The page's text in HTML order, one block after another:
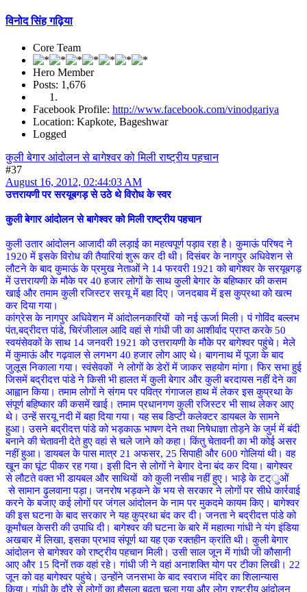
विनोद सिंह गढ़िया
Core Team
Hero Member
Posts: 1,676
Facebook Profile: http://www.facebook.com/vinodgariya
Location: Kapkote, Bageshwar
Logged
कुली बेगार आंदोलन से बागेश्वर को मिली राष्ट्रीय पहचान
#37
August 16, 2012, 02:44:03 AM
उत्तरायणी पर सरयूबगड़ से उठे थे विरोध के स्वर
कुली बेगार आंदोलन से बागेश्वर को मिली राष्ट्रीय पहचान
कुली उतार आंदोलन आजादी की लड़ाई का महत्वपूर्ण पड़ाव रहा है। कुमाऊं परिषद ने
1920 में इसके विरोध की तैयारियां शुरू कर दी थी। दिसंबर के नागपुर अधिवेशन से
लौटने के बाद कुमाऊं के प्रमुख नेताओं ने 14 फरवरी 1921 को बागेश्वर के सरयूबगड़
में उत्तरायणी के मौके पर 40 हजार लोगों के साथ कुली बेगार के बहिष्कार की कसम
खाई और तमाम कुली रजिस्टर सरयू में बहा दिए। जनदबाव में इस कुप्रथा को खत्म
कर दिया गया।
कांग्रेस के नागपुर अधिवेशन में आंदोलनकारियों को नई ऊर्जा मिली। पं गोविंद बल्लभ
पंत,बद्रीदत्त पांडे, चिरंजीलाल आदि वहां से गांधी जी का आशीर्वाद प्राप्त करके 50
स्वयंसेवकों के साथ 14 जनवरी 1921 को उत्तरायणी के मौके पर बागेश्वर पहुंचे। मेले
में कुमाऊं और गढ़वाल से लगभग 40 हजार लोग आए थे। बागनाथ में पूजा के बाद
जुलूस निकाला गया। स्वंसेवकों ने लोगों के डेरों में जाकर सहयोग मांगा। फिर सभा हुई
जिसमें बद्रीदत्त पांडे ने किसी भी हालत में कुली बेगार और कुली बरदायस नहीं देने का
आह्वान किया। तमाम लोगों ने संगम पर पवित्र गंगाजल हाथ में लेकर इस कुप्रथा के
संपूर्ण बहिष्कार की कसमें खाई। तमाम प्रधानगण कुली रजिस्टर भी साथ लेकर आए
थे। उन्हें सरयू नदी में बहा दिया गया। यह सब डिप्टी कलेक्टर डायबल के सामने
हुआ। उसने बद्रीदत्त पांडे को भड़काऊ भाषण देने तथा निषेधाज्ञा तोड़ने के जुर्म में बंदी
बनाने की चेतावनी देते हुए वहां से चले जाने को कहा। किंतु चेतावनी का भी कोई असर
नहीं हुआ। डायबल के पास मात्र 21 अफसर, 25 सिपाही और 600 गोलियां थी। वह
खून का घूंट पीकर रह गया। इसी दिन से लोगों ने बेगार देना बंद कर दिया। बागेश्वर
से लौटते वक्त भी डायबल और साथियों को कुली नसीब नहीं हुए। भाड़े के टट्ुओं
से सामान ढ़ुलवाना पड़ा। जनरोष भड़कने के भय से सरकार ने लोगों पर सीधे कार्रवाई
करने के बजाए कई लोगों पर जंगल आंदोलन के नाम पर मुकदमे कायम किए। बागेश्वर
की इस घटना के बाद सरकार ने यह कुप्रथा बंद कर दी। जनता ने बद्रीदत्त पांडे को
कूर्मांचल केसरी की उपाधि दी। बागेश्वर की घटना के बारे में महात्मा गांधी ने यंग इंडिया
अखबार में लिखा, इसका प्रभाव संपूर्ण था यह एक रक्तहीन क्रांति थी। कुली बेगार
आंदोलन से बागेश्वर को राष्ट्रीय पहचान मिली। उसी साल जून में गांधी जी कौसानी
आए और 15 दिनों तक वहां रहे। गांधी जी ने वहां अनाशक्ति योग पर टीका लिखी। 22
जून को वह बागेश्वर पहुंचे। उन्होंने जनसभा के बाद स्वराज मंदिर का शिलान्यास
किया। गांधी के दौरे से लोगों का हौसला बढ़ता चला गया और लोग राष्ट्रीय आंदोलन